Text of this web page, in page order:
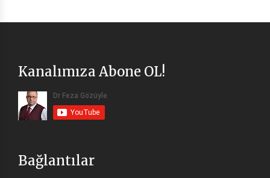
Kanalımıza Abone OL!
Bağlantılar